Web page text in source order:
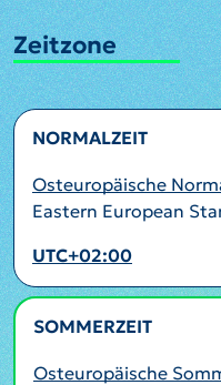
Zeitzone
NORMALZEIT
Osteuropäische
Eastern European
UTC+02:00
SOMMERZEIT
Osteuropäische